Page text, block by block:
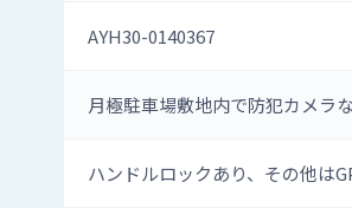
AYH30-0140367
月極駐車場敷地内で防犯カメラ
ハンドルロックあり、その他は